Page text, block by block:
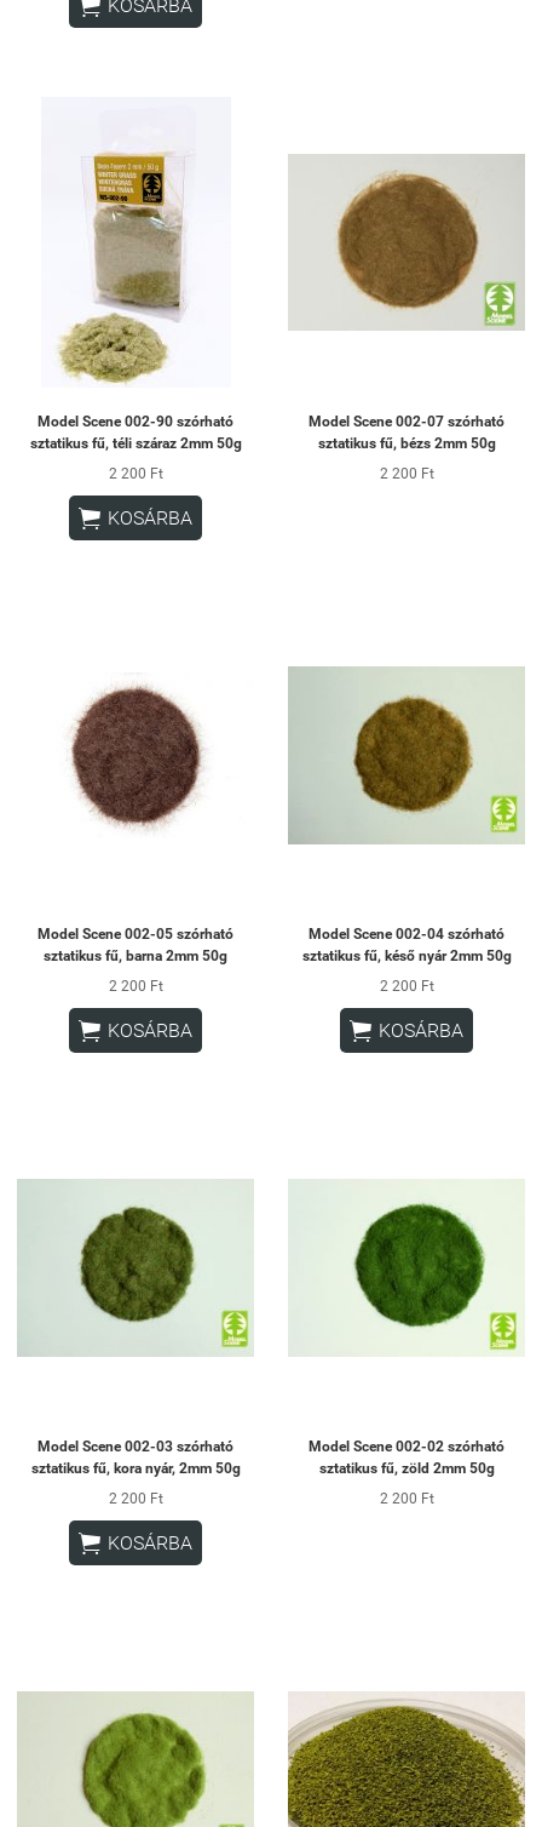
 KOSÁRBA
Model Scene 002-90 szórható
sztatikus fű, téli száraz 2mm 50g
2 200 Ft
 KOSÁRBA
Model Scene 002-07 szórható
sztatikus fű, bézs 2mm 50g
2 200 Ft
Model Scene 002-05 szórható
sztatikus fű, barna 2mm 50g
2 200 Ft
 KOSÁRBA
Model Scene 002-04 szórható
sztatikus fű, késő nyár 2mm 50g
2 200 Ft
 KOSÁRBA
Model Scene 002-03 szórható
sztatikus fű, kora nyár, 2mm 50g
2 200 Ft
 KOSÁRBA
Model Scene 002-02 szórható
sztatikus fű, zöld 2mm 50g
2 200 Ft